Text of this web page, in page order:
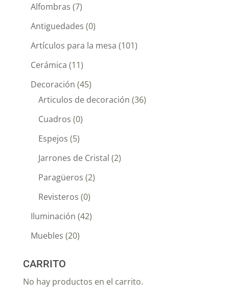
Alfombras (7)
Antiguedades (0)
Artículos para la mesa (101)
Cerámica (11)
Decoración (45)
Articulos de decoración (36)
Cuadros (0)
Espejos (5)
Jarrones de Cristal (2)
Paragüeros (2)
Revisteros (0)
Iluminación (42)
Muebles (20)
CARRITO
No hay productos en el carrito.